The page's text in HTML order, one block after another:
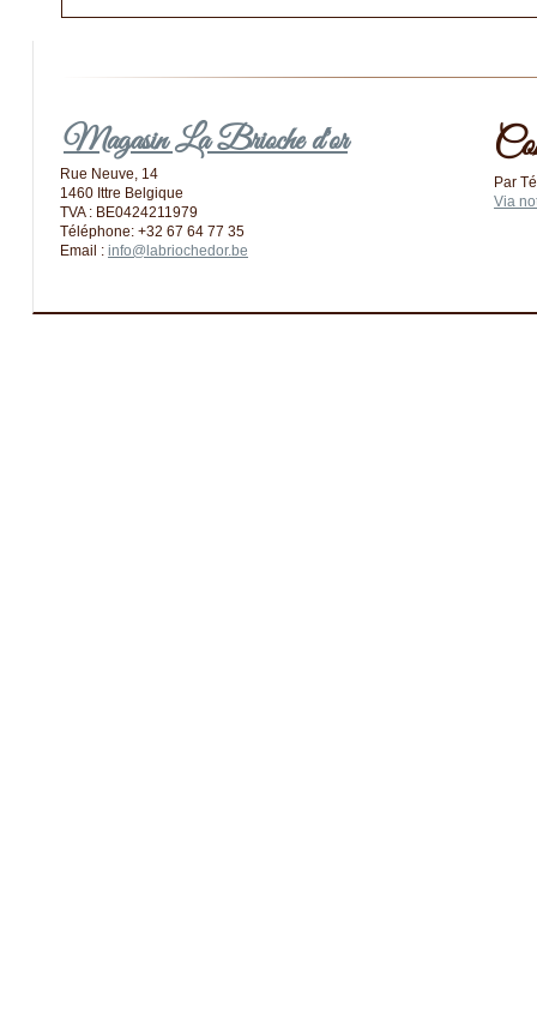
Par
Via
Magasin La Brioche d'or
Rue Neuve, 14
1460 Ittre Belgique
TVA : BE0424211979
Téléphone: +32 67 64 77 35
Email : info@labriochedor.be